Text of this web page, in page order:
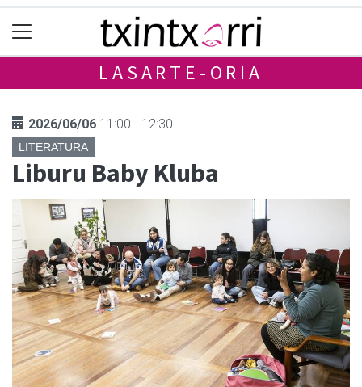
LASARTE-ORIA
2026/06/06 11:00 - 12:30
LITERATURA
Liburu Baby Kluba